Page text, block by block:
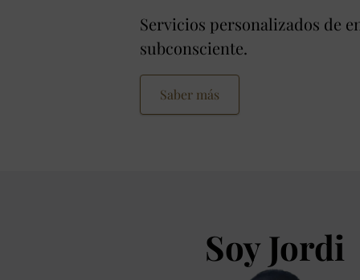
Servicios personalizados de
subconsciente.
Saber más
Soy Jordi